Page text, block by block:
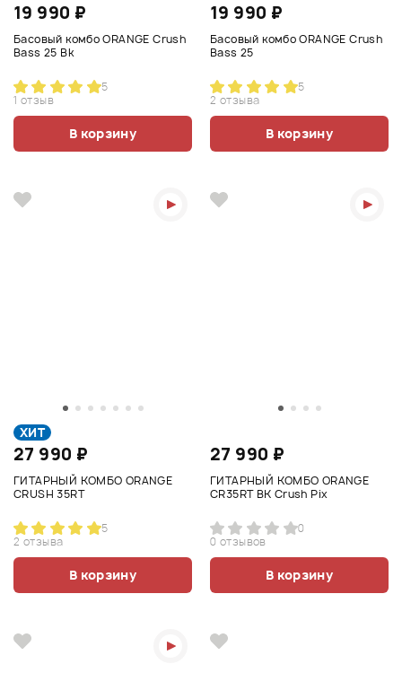
19 990 ₽
Басовый комбо ORANGE Crush
Bass 25 Bk
5
1 отзыв
В корзину
19 990 ₽
Басовый комбо ORANGE Crush
Bass 25
5
2 отзыва
В корзину
ХИТ
27 990 ₽
ГИТАРНЫЙ КОМБО ORANGE
CRUSH 35RT
5
2 отзыва
В корзину
27 990 ₽
ГИТАРНЫЙ КОМБО ORANGE
CR35RT BK Crush Pix
0
0 отзывов
В корзину